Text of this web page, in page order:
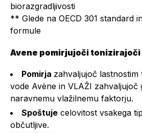
biorazgradljivosti
** Glede na OECD 301 standard
formule
Avene pomirjujoči
Pomirja zahvaljujoč
vode Avène in VLAŽI zahvaljujoč
naravnemu vlažilnemu faktorju.
Spoštuje celovitost vsakega
občutljive.